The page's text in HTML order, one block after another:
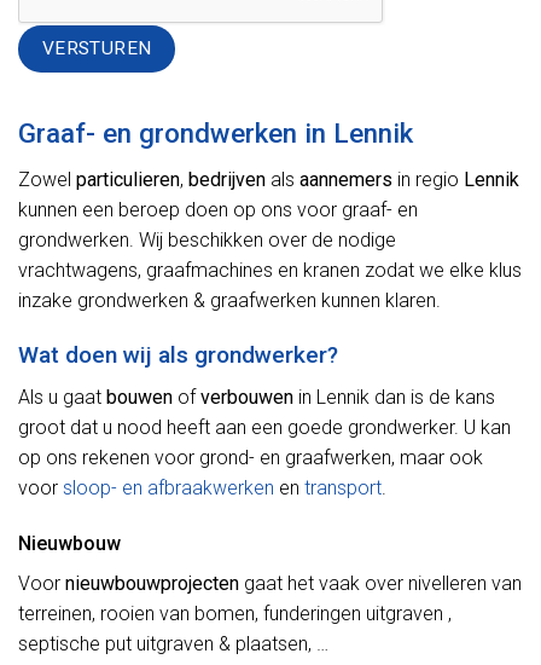
Graaf- en grondwerken in Lennik
Zowel particulieren, bedrijven als aannemers in regio Lennik
kunnen een beroep doen op ons voor graaf- en
grondwerken. Wij beschikken over de nodige
vrachtwagens, graafmachines en kranen zodat we elke klus
inzake grondwerken & graafwerken kunnen klaren.
Wat doen wij als grondwerker?
Als u gaat bouwen ofverbouwen in Lennik dan is de kans
groot dat u nood heeft aan een goede grondwerker. U kan
op ons rekenen voor grond- en graafwerken, maar ook
voor sloop- en afbraakwerken en transport
Nieuwbouw
Voor nieuwbouwprojecten gaat het vaak over nivelleren van
terreinen, rooien van bomen, funderingen uitgraven ,
septische put uitgraven & plaatsen, …